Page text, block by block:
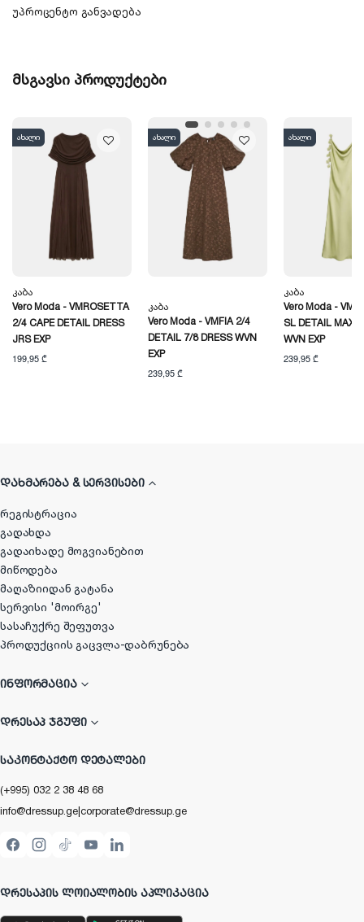
უპროცენტო განვადება
მსგავსი პროდუქტები
ახალი
Კაბა
Vero Moda - VMROSETTA
2/4 CAPE DETAIL DRESS
JRS EXP
199,95 ₾
ახალი
Კაბა
Vero Moda - VMFIA 2/4
DETAIL 7/8 DRESS WVN
EXP
239,95 ₾
ახალი
Კაბა
Vero Moda -
SL DETAIL MAXI
WVN EXP
239,95 ₾
ᲓᲐᲮᲛᲐᲠᲔᲑᲐ & ᲡᲔᲠᲕᲘᲡᲔᲑᲘ
რეგისტრაცია
გადახდა
გადაიხადე მოგვიანებით
მიწოდება
მაღაზიიდან გატანა
სერვისი 'მოირგე'
სასაჩუქრე შეფუთვა
პროდუქციის გაცვლა-დაბრუნება
ᲘᲜᲤᲝᲠᲛᲐᲪᲘᲐ
ᲓᲠᲔᲡᲐᲞ ᲯᲒᲣᲤᲘ
ᲡᲐᲙᲝᲜᲢᲐᲥᲢᲝ ᲓᲔᲢᲐᲚᲔᲑᲘ
(+995) 032 2 38 48 68
info@dressup.ge|corporate@dressup.ge
ᲓᲠᲔᲡᲐᲞᲘᲡ ᲚᲝᲘᲐᲚᲝᲑᲘᲡ ᲐᲞᲚᲘᲙᲐᲪᲘᲐ